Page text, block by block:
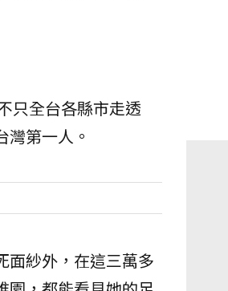
只全台各縣市走透
第一人。
面紗外，在這三萬多